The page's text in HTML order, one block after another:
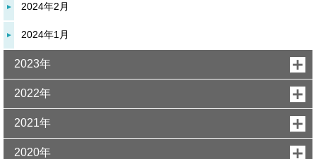
2024年2月
2024年1月
2023年
2022年
2021年
2020年